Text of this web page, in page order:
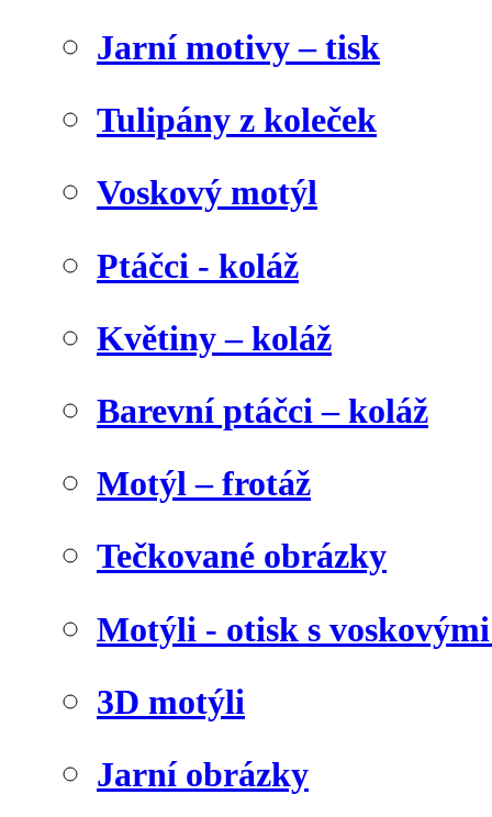
Jarní motivy – tisk
Tulipány z koleček
Voskový motýl
Ptáčci - koláž
Květiny – koláž
Barevní ptáčci – koláž
Motýl – frotáž
Tečkované obrázky
Motýli - otisk s
3D motýli
Jarní obrázky